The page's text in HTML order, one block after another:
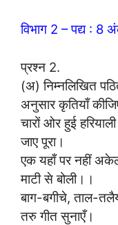
विभाग 2 – पद्य : 8
प्रश्न 2.
(अ) निम्नलिखित
अनुसार कृतियाँ
चारों ओर हुई
जाए पूरा।
एक यहाँ पर नहीं
माटी से बोली।।
बाग-बगीचे, ताल-
तरु गीत सुनाएँ।